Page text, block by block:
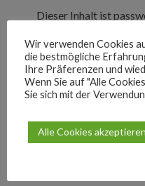
Dieser Inhalt ist
eingeben:
Passwort:
Wir verwenden Cookies
die bestmögliche
Ihre Präferenzen und
Wenn Sie auf "Alle
Sie sich mit der
Alle Cookies akzeptieren